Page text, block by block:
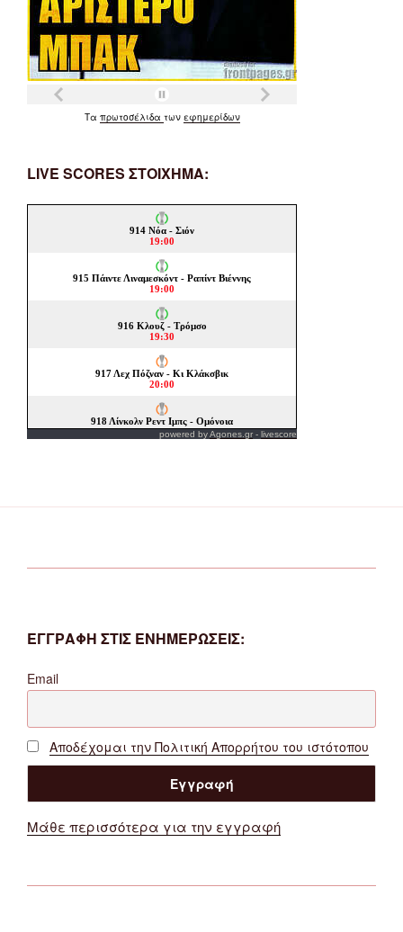
Τα πρωτοσέλιδα των εφημερίδων
LIVE SCORES ΣΤΟΙΧΗΜΑ:
powered byAgones.gr - livescore
ΕΓΓΡΑΦΗ ΣΤΙΣ ΕΝΗΜΕΡΩΣΕΙΣ:
Email
Αποδέχομαι την Πολιτική Απορρήτου του ιστότοπου
Μάθε περισσότερα για την εγγραφή